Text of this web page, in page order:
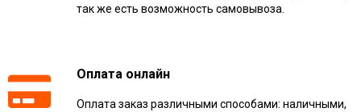
так же есть возможность самовывоза.
Оплата онлайн
Оплата заказ различными способами: наличными,